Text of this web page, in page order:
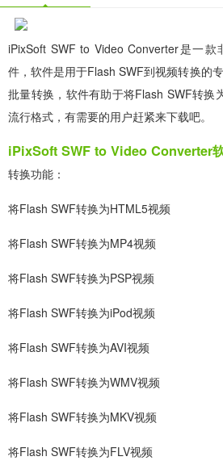
iPixSoft SWF to Video Converter是一
件，软件是用于Flash SWF到视频转换的
批量转换，软件有助于将Flash SWF转换
流行格式，有需要的用户赶紧来下载吧。
iPixSoft SWF to Video Converter
转换功能：
将Flash SWF转换为HTML5视频
将Flash SWF转换为MP4视频
将Flash SWF转换为PSP视频
将Flash SWF转换为iPod视频
将Flash SWF转换为AVI视频
将Flash SWF转换为WMV视频
将Flash SWF转换为MKV视频
将Flash SWF转换为FLV视频